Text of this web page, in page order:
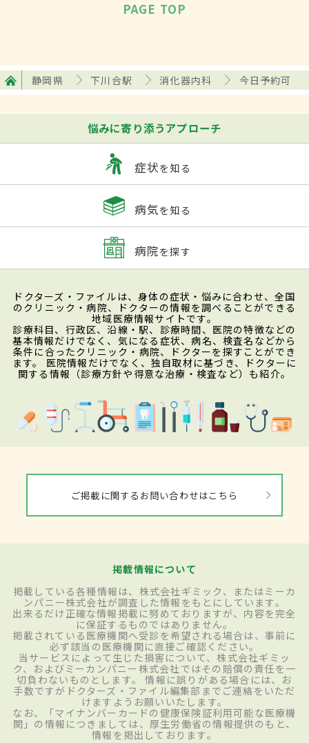
PAGE TOP
静岡県 下川合駅 消化器内科 今日予約可
悩みに寄り添うアプローチ
症状を知る
病気を知る
病院を探す
ドクターズ・ファイルは、身体の症状・悩みに合わせ、全国
のクリニック・病院、ドクターの情報を調べることができる
地域医療情報サイトです。
診療科目、行政区、沿線・駅、診療時間、医院の特徴などの
基本情報だけでなく、気になる症状、病名、検査名などから
条件に合ったクリニック・病院、ドクターを探すことができ
ます。 医院情報だけでなく、独自取材に基づき、ドクターに
関する情報（診療方針や得意な治療・検査など）も紹介。
ご掲載に関するお問い合わせはこちら
掲載情報について
掲載している各種情報は、株式会社ギミック、またはミーカ
ンパニー株式会社が調査した情報をもとにしています。
出来るだけ正確な情報掲載に努めておりますが、内容を完全
に保証するものではありません。
掲載されている医療機関へ受診を希望される場合は、事前に
必ず該当の医療機関に直接ご確認ください。
当サービスによって生じた損害について、株式会社ギミッ
ク、およびミーカンパニー株式会社ではその賠償の責任を一
切負わないものとします。 情報に誤りがある場合には、お
手数ですがドクターズ・ファイル編集部までご連絡をいただ
けますようお願いいたします。
なお、「マイナンバーカードの健康保険証利用可能な医療機
関」の情報につきましては、厚生労働省の情報提供のもと、
情報を掲出しております。